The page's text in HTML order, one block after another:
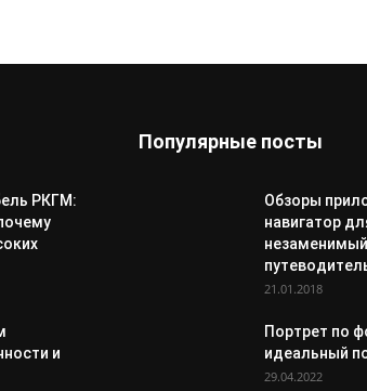
РКГМ:
и
Популярные посты
Обзоры
навигатор
21.01.2018
Портрет по
идеальный
29.04.2022